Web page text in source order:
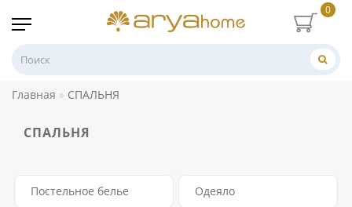
0
Главная СПАЛЬНЯ
СПАЛЬНЯ
Постельное белье Одеяло